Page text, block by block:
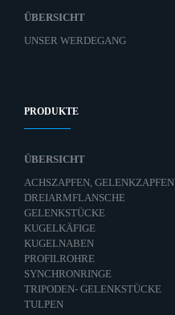
ÜBERSICHT
UNSER WERDEGANG
PRODUKTE
ÜBERSICHT
ACHSZAPFEN, GELENKZAPFEN
DREIARMFLANSCHE
GELENKSTÜCKE
KUGELKÄFIGE
KUGELNABEN
PROFILROHRE
SYNCHRONRINGE
TRIPODEN- GELENKSTÜCKE
TULPEN